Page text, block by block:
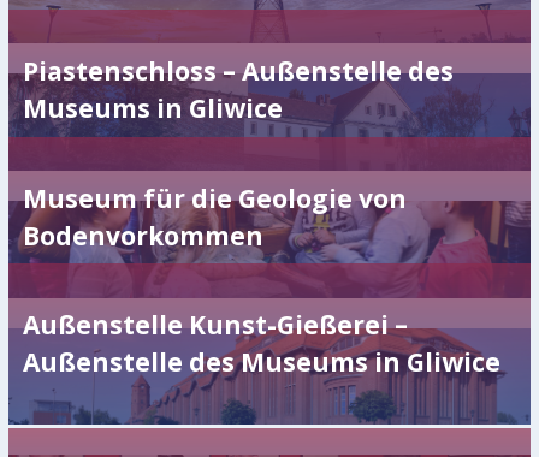
Piastenschloss – Außenstelle des
Museums in Gliwice
Museum für die Geologie von
Bodenvorkommen
Außenstelle Kunst-Gießerei –
Außenstelle des Museums in Gliwice